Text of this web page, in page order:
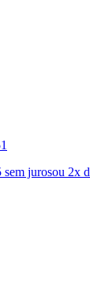
sem jurosou 2x